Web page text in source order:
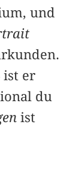
und
ist er
du
ist